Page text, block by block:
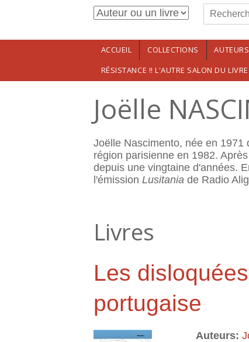
Aller au contenu principalFormulaire de
Rechercher
ACCUEIL COLLECTIONS AUTEURS
RÉSISTANCE !! L'AUTRE SALON DU LIVRE
Joëlle
Joëlle Nascimento, née en
région parisienne en 1982.
depuis une vingtaine d'années.
l'émission Lusitania de Radio
Livres
Les
portugaise
Auteurs: